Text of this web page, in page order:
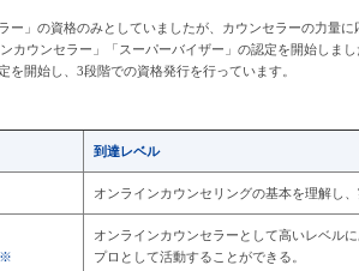
ー」の資格のみとしていましたが、カウンセラーの力量に
カウンセラー」「スーパーバイザー」の認定を開始しま
を開始し、3段階での資格発行を行っています。
到達レベル
オンラインカウンセリングの基本を理解し、
※
オンラインカウンセラーとして高いレベルに
プロとして活動することができる。